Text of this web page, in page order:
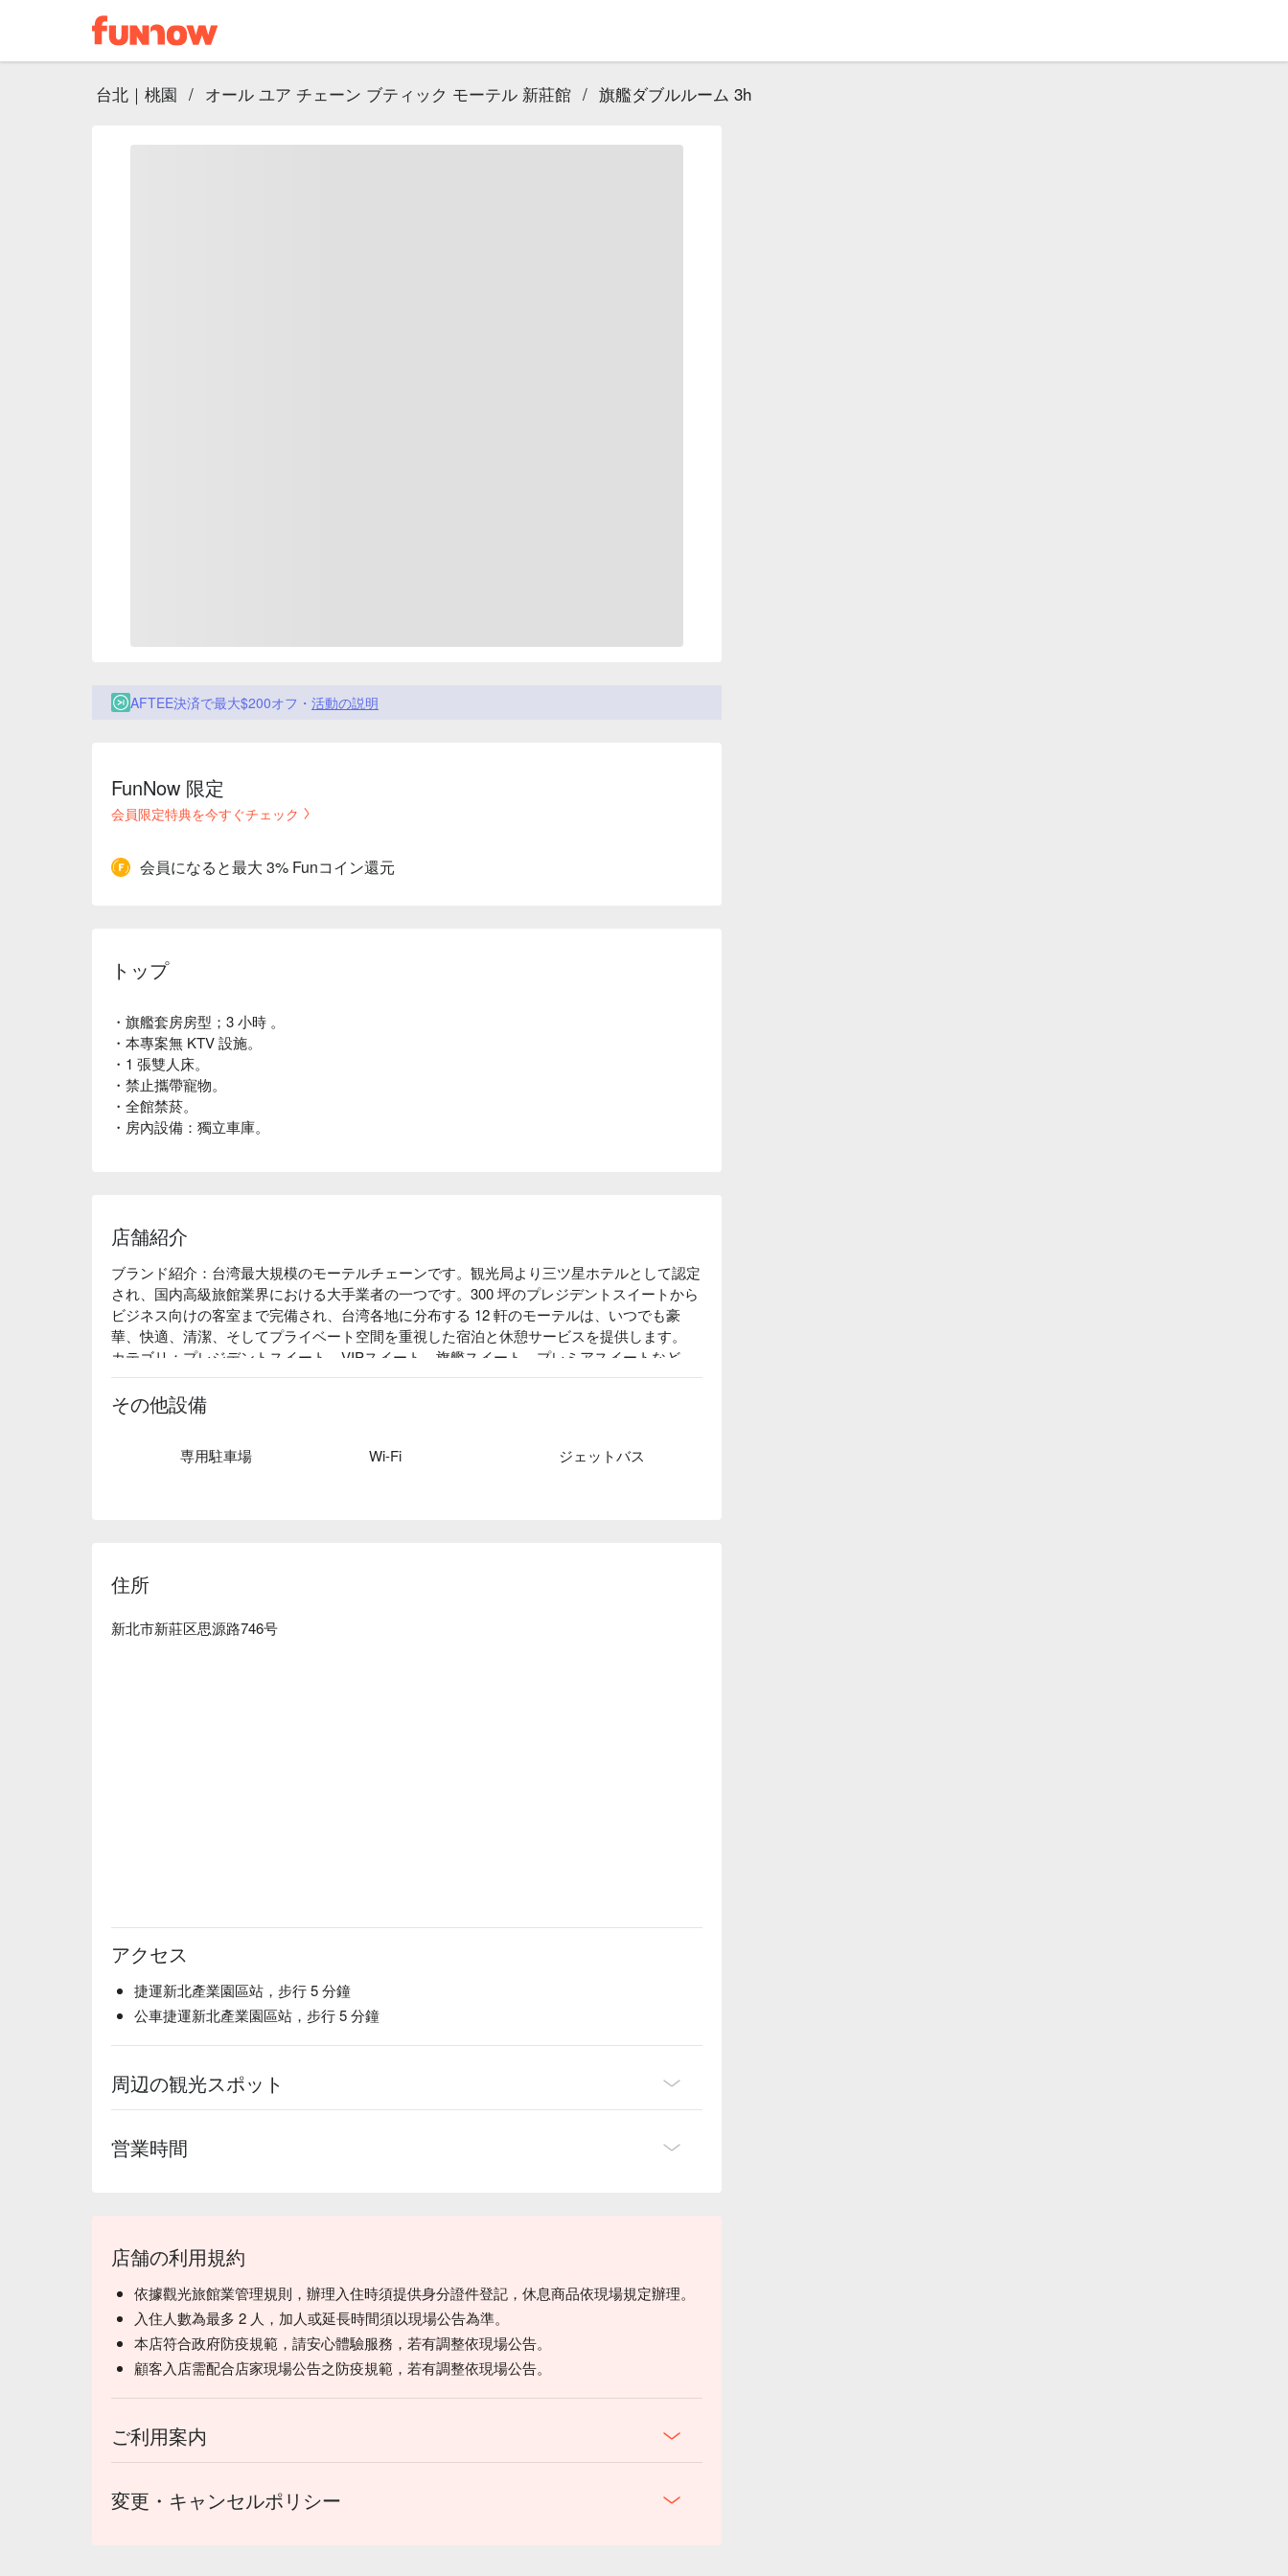
台北｜桃園 / オール ユア チェーン ブティック モーテル 新莊館 / 旗艦ダブルルーム 3h
AFTEE決済で最大$200オフ・ 活動の説明
FunNow 限定
会員限定特典を今すぐチェック
会員になると最大 3% Funコイン還元
トップ
・旗艦套房房型；3 小時 。
・本專案無 KTV 設施。
・1 張雙人床。
・禁止攜帶寵物。
・全館禁菸。
・房內設備：獨立車庫。
店舗紹介
ブランド紹介：台湾最大規模のモーテルチェーンです。観光局より三ツ星ホテルとして認定
され、国内高級旅館業界における大手業者の一つです。300 坪のプレジデントスイートから
ビジネス向けの客室まで完備され、台湾各地に分布する 12 軒のモーテルは、いつでも豪
華、快適、清潔、そしてプライベート空間を重視した宿泊と休憩サービスを提供します。
カテゴリ：プレジデントスイート、VIPスイート、旗艦スイート、プレミアスイートなど
様々な種類のお部屋をご用意しています。
その他設備
専用駐車場 Wi-Fi ジェットバス
住所
新北市新莊区思源路746号
アクセス
捷運新北產業園區站，步行 5 分鐘
公車捷運新北產業園區站，步行 5 分鐘
周辺の観光スポット
営業時間
店舗の利用規約
依據觀光旅館業管理規則，辦理入住時須提供身分證件登記，休息商品依現場規定辦理。
入住人數為最多 2 人，加人或延長時間須以現場公告為準。
本店符合政府防疫規範，請安心體驗服務，若有調整依現場公告。
顧客入店需配合店家現場公告之防疫規範，若有調整依現場公告。
ご利用案内
変更・キャンセルポリシー